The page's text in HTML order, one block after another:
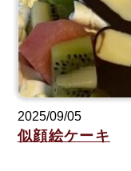
2025/09/05
似顔絵ケーキ